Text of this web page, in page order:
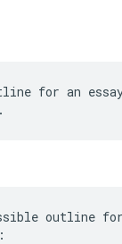
for an
outline for